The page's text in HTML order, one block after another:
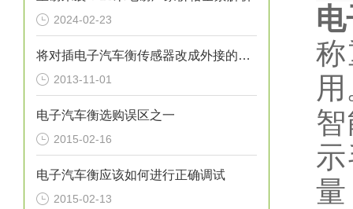
2024-02-23
将对插电子汽车衡传感器改成外接的方法
2013-11-01
电子汽车衡选购误区之一
2015-02-16
电子汽车衡应该如何进行正确调试
2015-02-13